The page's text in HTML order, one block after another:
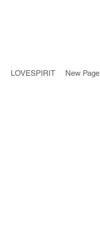
LOVESPIRIT New Page